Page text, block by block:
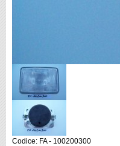
Codice: FA - 100200300